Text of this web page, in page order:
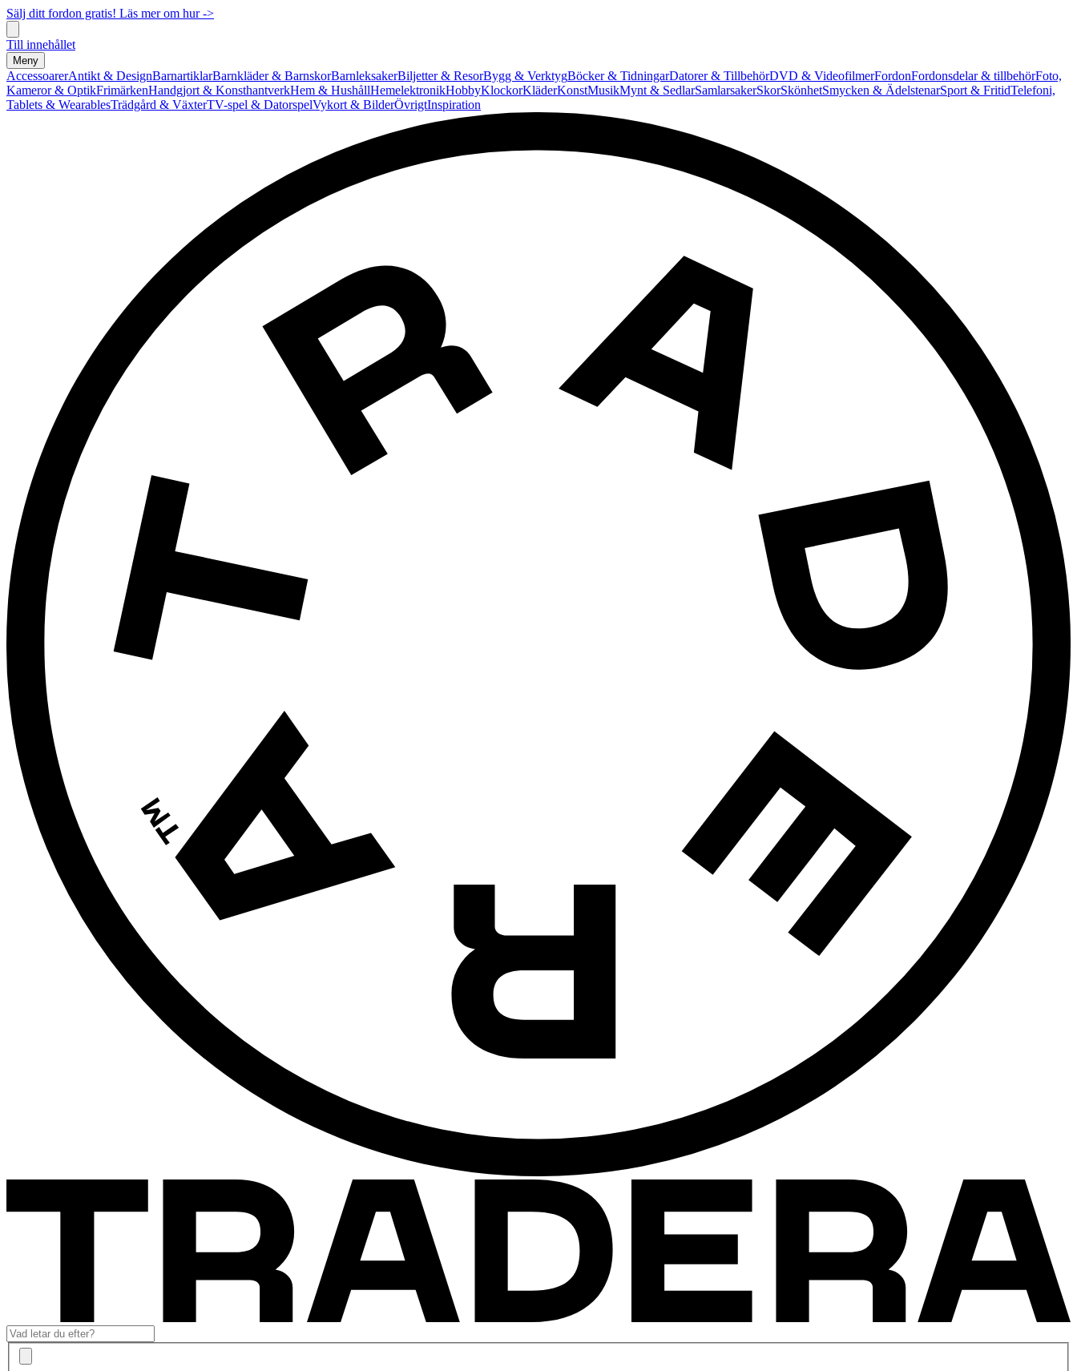
Sälj ditt fordon gratis! Läs mer om hur ->
Till innehållet
Meny
AccessoarerAntikt & DesignBarnartiklarBarnkläder & BarnskorBarnleksakerBiljetter & ResorBygg & VerktygBöcker & TidningarDatorer & TillbehörDVD & VideofilmerFordonFordonsdelar & tillbehörFoto,
Kameror & OptikFrimärkenHandgjort & KonsthantverkHem & HushållHemelektronikHobbyKlockorKläderKonstMusikMynt & SedlarSamlarsakerSkorSkönhetSmycken & ÄdelstenarSport & FritidTelefoni,
Tablets & WearablesTrädgård & VäxterTV-spel & DatorspelVykort & BilderÖvrigtInspiration